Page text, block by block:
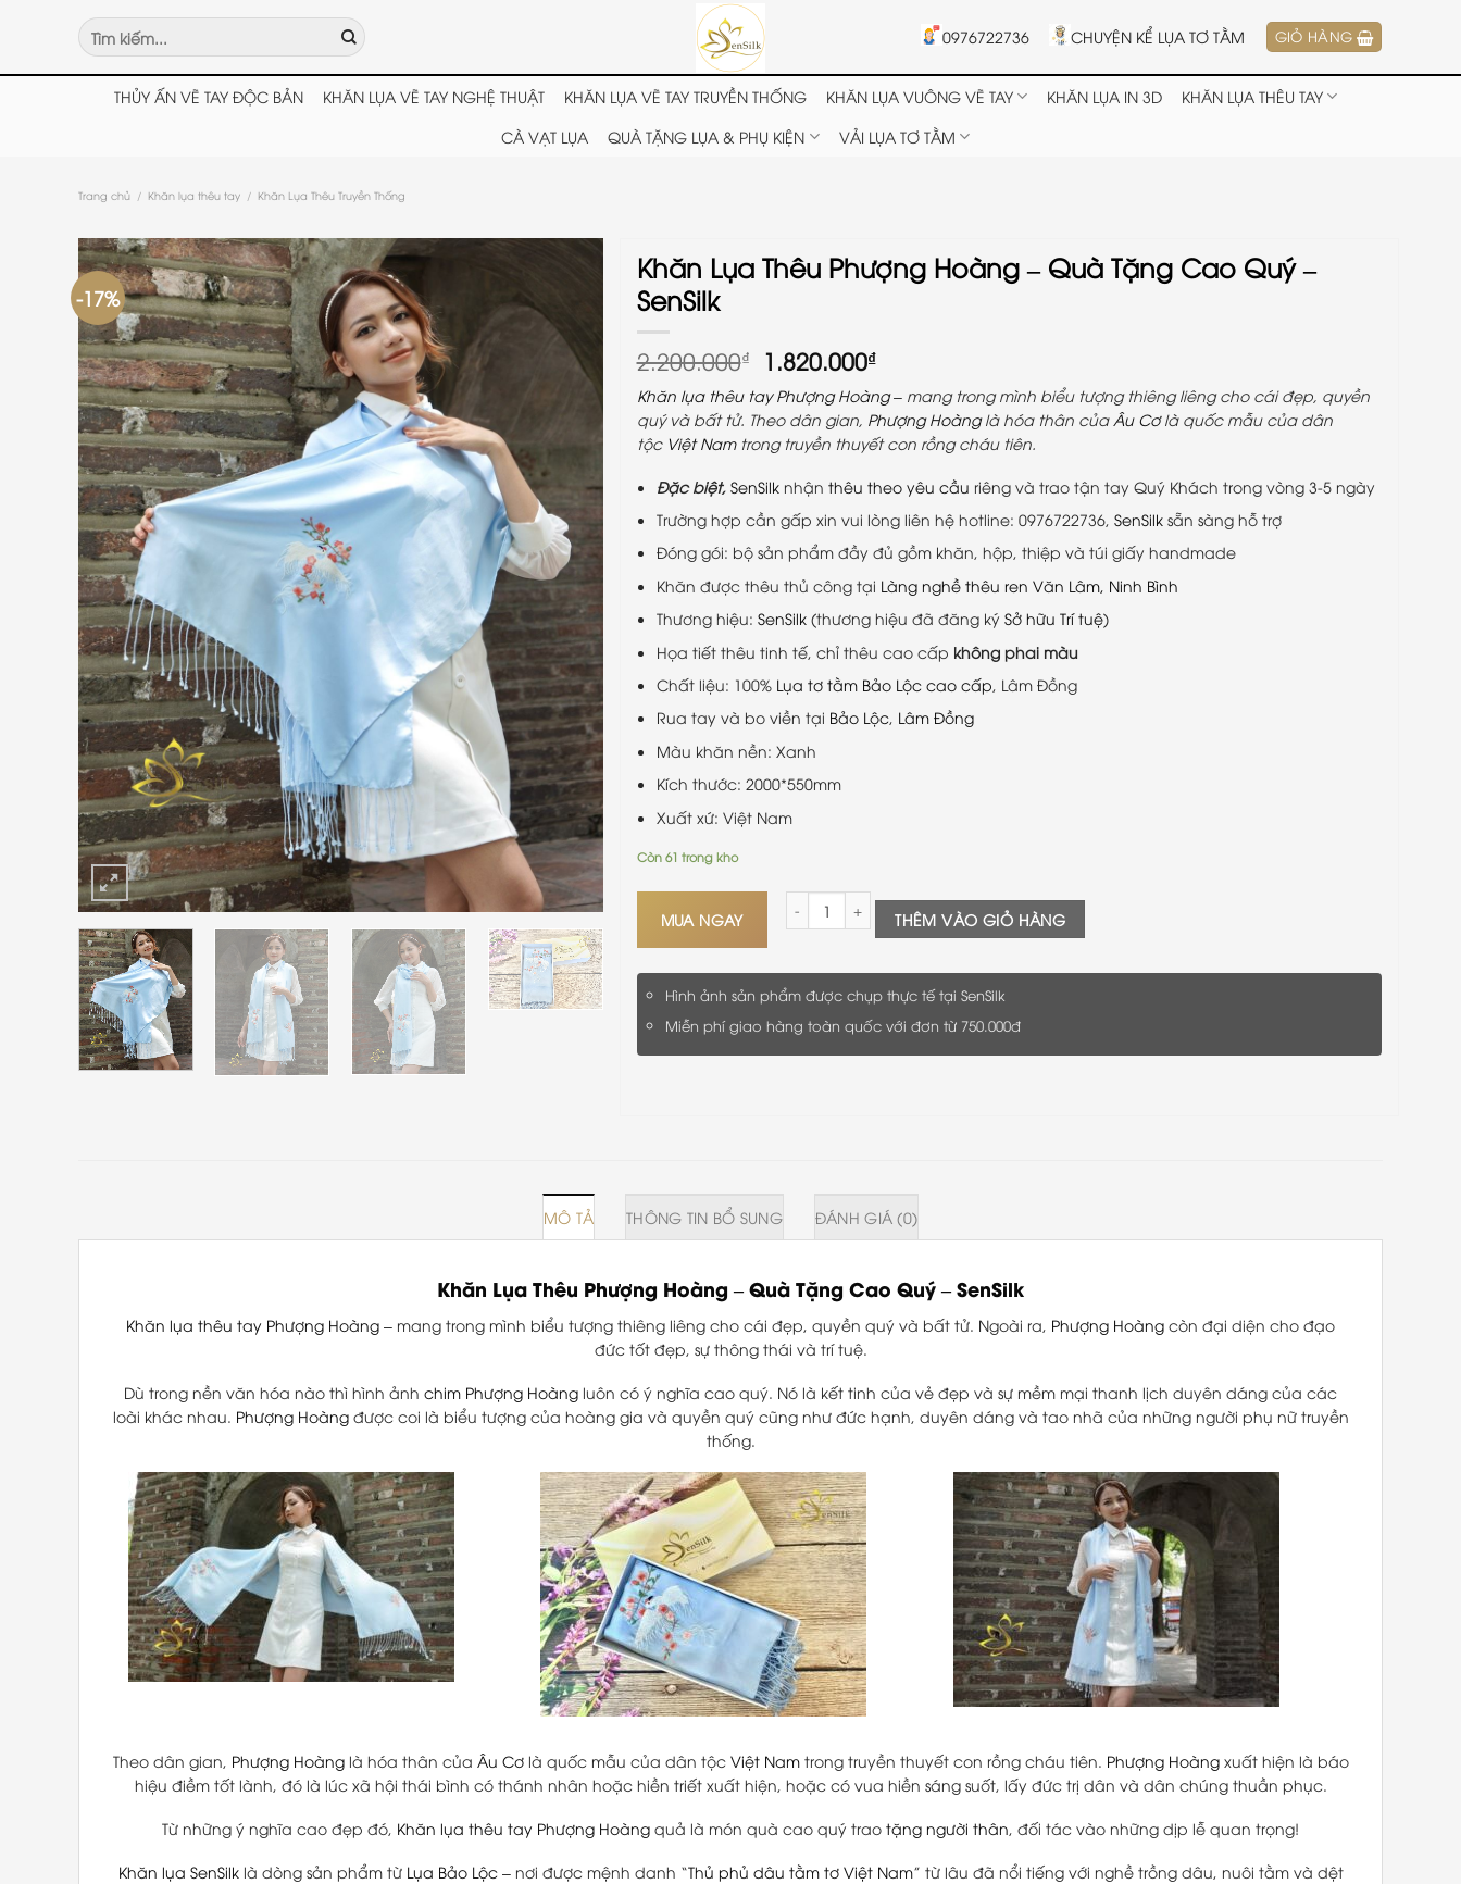
dung
Tìm
kiếm:
0976722736 CHUYỆN KỂ LỤA TƠ TẰM GIỎ HÀNG
THỦY ẤN VẼ TAY ĐỘC BẢN KHĂN LỤA VẼ TAY NGHỆ THUẬT KHĂN LỤA VẼ TAY TRUYỀN THỐNG KHĂN LỤA VUÔNG VẼ TAY KHĂN LỤA IN 3D
KHĂN LỤA THÊU TAY
CÀ VẠT LỤA
QUÀ TẶNG LỤA & PHỤ KIỆN VẢI LỤA TƠ TẰM
Trang chủ / Khăn lụa thêu tay / Khăn Lụa Thêu Truyền Thống
-17%
Khăn Lụa Thêu Phượng Hoàng – Quà Tặng Cao Quý –
SenSilk
2.200.000₫ Giá
gốc
là:
2.200.000₫.
1.820.000₫Giá
tại
là:
1.820.000₫.
Khăn lụa thêu tay Phượng Hoàng– mang trong mình biểu tượng thiêng liêng cho cái đẹp, quyền
quý và bất tử. Theo dân gian, Phượng Hoànglà hóa thân của Âu Cơlà quốc mẫu của dân
tộc Việt Namtrong truyền thuyết con rồng cháu tiên.
Đặc biệt, SenSilknhận thêu theo yêu cầu riêng và trao tận tay Quý Khách trong vòng 3-5 ngày
Trường hợp cần gấp xin vui lòng liên hệ hotline: 0976722736, SenSilksẵn sàng hỗ trợ
Đóng gói: bộ sản phẩm đầy đủ gồm khăn, hộp, thiệp và túi giấy handmade
Khăn được thêu thủ công tại Làng nghề thêu ren Văn Lâm, Ninh Bình
Thương hiệu: SenSilk(thương hiệu đã đăng ký Sở hữu Trí tuệ)
Họa tiết thêu tinh tế, chỉ thêu cao cấp không phai màu
Chất liệu: 100% Lụa tơ tằm Bảo Lộc cao cấp, Lâm Đồng
Rua tay và bo viền tại Bảo Lộc, Lâm Đồng
Màu khăn nền: Xanh
Kích thước: 2000*550mm
Xuất xứ: Việt Nam
Còn 61 trong kho
MUA NGAY
Khăn Lụa Thêu Phượng Hoàng - Quà Tặng Cao Quý - SenSilk số lượng
THÊM VÀO GIỎ HÀNG
Hình ảnh sản phẩm được chụp thực tế tại SenSilk
Miễn phí giao hàng toàn quốc với đơn từ 750.000đ
MÔ TẢ THÔNG TIN BỔ SUNG ĐÁNH GIÁ (0)
Khăn Lụa Thêu Phượng Hoàng–Quà Tặng Cao Quý–SenSilk
Khăn lụa thêu tay Phượng Hoàng – mang trong mình biểu tượng thiêng liêng cho cái đẹp, quyền quý và bất tử. Ngoài ra, Phượng Hoàng còn đại diện cho đạo
đức tốt đẹp, sự thông thái và trí tuệ.
Dù trong nền văn hóa nào thì hình ảnh chim Phượng Hoàng luôn có ý nghĩa cao quý. Nó là kết tinh của vẻ đẹp và sự mềm mại thanh lịch duyên dáng của các
loài khác nhau. Phượng Hoàngđược coi là biểu tượng của hoàng gia và quyền quý cũng như đức hạnh, duyên dáng và tao nhã của những người phụ nữ truyền
thống.
Theo dân gian, Phượng Hoànglà hóa thân của Âu Cơlà quốc mẫu của dân tộc Việt Namtrong truyền thuyết con rồng cháu tiên. Phượng Hoàngxuất hiện là báo
hiệu điềm tốt lành, đó là lúc xã hội thái bình có thánh nhân hoặc hiền triết xuất hiện, hoặc có vua hiền sáng suốt, lấy đức trị dân và dân chúng thuần phục.
Từ những ý nghĩa cao đẹp đó, Khăn lụa thêu tay Phượng Hoàng quả là món quà cao quý trao tặng người thân, đối tác vào những dịp lễ quan trọng!
Khăn lụa SenSilklà dòng sản phẩm từ Lụa Bảo Lộc– nơi được mệnh danh “Thủ phủ dâu tằm tơ Việt Nam” từ lâu đã nổi tiếng với nghề trồng dâu, nuôi tằm và dệt